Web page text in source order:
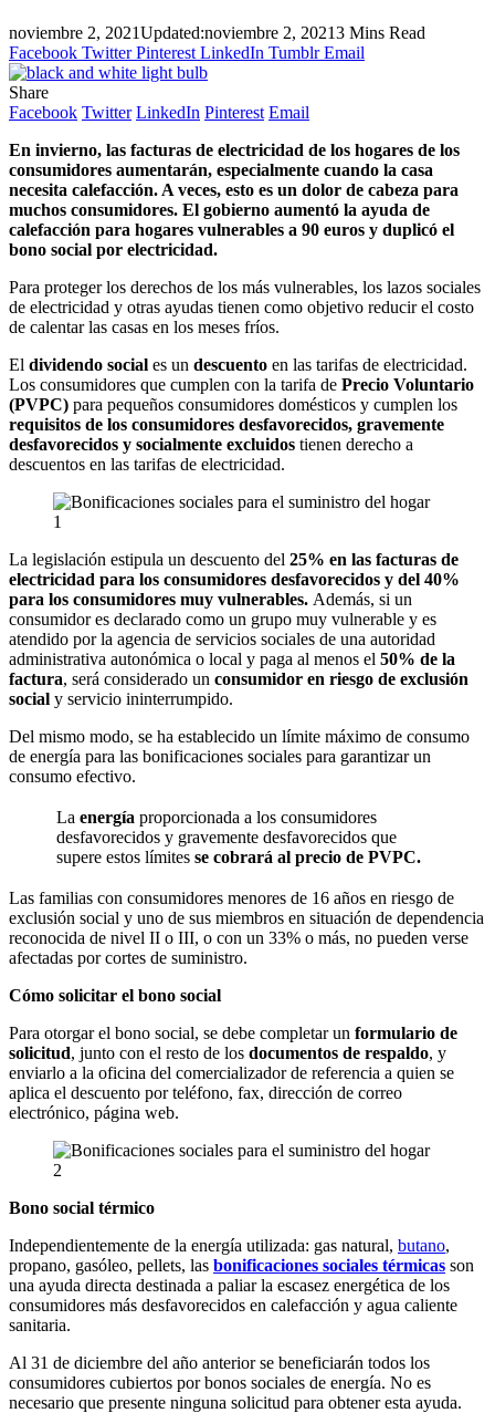
noviembre 2, 2021Updated:noviembre 2, 20213 Mins Read
Facebook Twitter Pinterest LinkedIn Tumblr Email
Share
Facebook Twitter LinkedIn Pinterest Email
En invierno, las facturas de electricidad de los hogares de los
consumidores aumentarán, especialmente cuando la casa
necesita calefacción. A veces, esto es un dolor de cabeza para
muchos consumidores. El gobierno aumentó la ayuda de
calefacción para hogares vulnerables a 90 euros y duplicó el
bono social por electricidad.
Para proteger los derechos de los más vulnerables, los lazos sociales
de electricidad y otras ayudas tienen como objetivo reducir el costo
de calentar las casas en los meses fríos.
El dividendo social es un descuento en las tarifas de electricidad.
Los consumidores que cumplen con la tarifa de Precio Voluntario
(PVPC) para pequeños consumidores domésticos y cumplen los
requisitos de los consumidores desfavorecidos, gravemente
desfavorecidos y socialmente excluidos tienen derecho a
descuentos en las tarifas de electricidad.
La legislación estipula un descuento del 25% en las facturas de
electricidad para los consumidores desfavorecidos y del 40%
para los consumidores muy vulnerables. Además, si un
consumidor es declarado como un grupo muy vulnerable y es
atendido por la agencia de servicios sociales de una autoridad
administrativa autonómica o local y paga al menos el 50% de la
factura, será considerado un consumidor en riesgo de exclusión
social y servicio ininterrumpido.
Del mismo modo, se ha establecido un límite máximo de consumo
de energía para las bonificaciones sociales para garantizar un
consumo efectivo.
La energía proporcionada a los consumidores
desfavorecidos y gravemente desfavorecidos que
supere estos límites se cobrará al precio de PVPC.
Las familias con consumidores menores de 16 años en riesgo de
exclusión social y uno de sus miembros en situación de dependencia
reconocida de nivel II o III, o con un 33% o más, no pueden verse
afectadas por cortes de suministro.
Cómo solicitar el bono social
Para otorgar el bono social, se debe completar un formulario de
solicitud, junto con el resto de los documentos de respaldo, y
enviarlo a la oficina del comercializador de referencia a quien se
aplica el descuento por teléfono, fax, dirección de correo
electrónico, página web.
Bono social térmico
Independientemente de la energía utilizada: gas natural, butano,
propano, gasóleo, pellets, las bonificaciones sociales térmicas son
una ayuda directa destinada a paliar la escasez energética de los
consumidores más desfavorecidos en calefacción y agua caliente
sanitaria.
Al 31 de diciembre del año anterior se beneficiarán todos los
consumidores cubiertos por bonos sociales de energía. No es
necesario que presente ninguna solicitud para obtener esta ayuda.